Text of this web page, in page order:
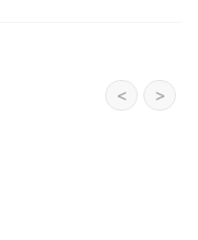
< >